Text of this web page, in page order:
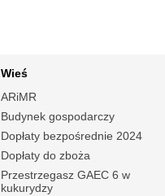
Wieś
ARiMR
Budynek gospodarczy
Dopłaty bezpośrednie 2024
Dopłaty do zboża
Przestrzegasz GAEC 6 w
kukurydzy